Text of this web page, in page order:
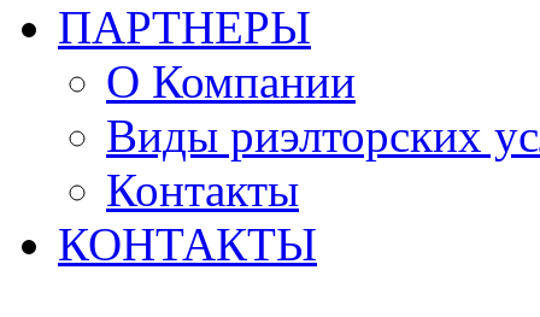
ПАРТНЕРЫ
О Компании
Виды риэлторских
Контакты
КОНТАКТЫ